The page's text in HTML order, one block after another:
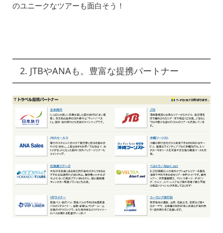
のユニークなツアーも面白そう！
2. JTBやANAも。豊富な提携パートナー